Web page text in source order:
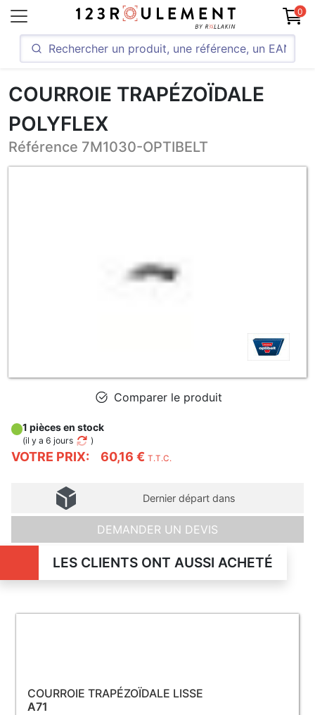
0
COURROIE TRAPÉZOÏDALE
POLYFLEX
Référence 7M1030-OPTIBELT
Comparer le produit
VOTRE PRIX: 60,16 € T.T.C.
1 pièces en stock
(il y a 6 jours )
Dernier départ dans
DEMANDER UN DEVIS
LES CLIENTS ONT AUSSI ACHETÉ
COURROIE TRAPÉZOÏDALE LISSE
A71